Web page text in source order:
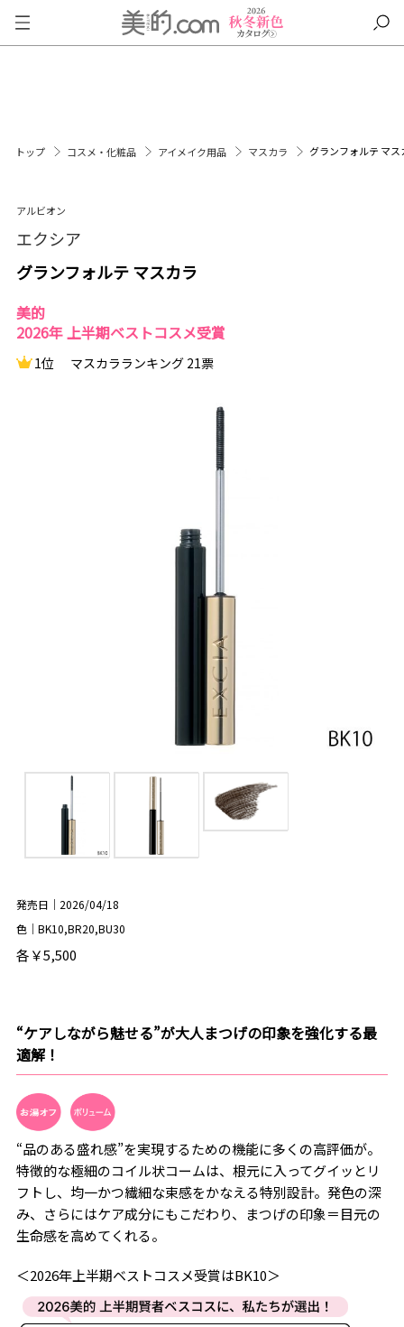
トップ コスメ・化粧品 アイメイク用品 マスカラ グランフォルテ マス
アルビオン
エクシア
グランフォルテ マスカラ
美的
2026年 上半期ベストコスメ受賞
1位 マスカラランキング 21票
発売日｜2026/04/18
色｜BK10,BR20,BU30
各￥5,500
“ケアしながら魅せる”が大人まつげの印象を強化する最
適解！
“品のある盛れ感”を実現するための機能に多くの高評価が。
特徴的な極細のコイル状コームは、根元に入ってグイッとリ
フトし、均一かつ繊細な束感をかなえる特別設計。発色の深
み、さらにはケア成分にもこだわり、まつげの印象＝目元の
生命感を高めてくれる。
＜2026年上半期ベストコスメ受賞はBK10＞